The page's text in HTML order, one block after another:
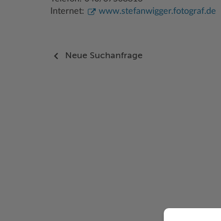
Internet:
www.stefanwigger.fotograf.de
Neue Suchanfrage